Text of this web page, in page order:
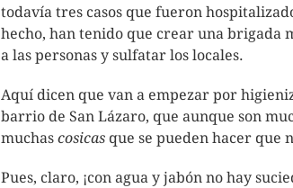
todavía tres casos que fueron
hecho, han tenido que crear una brigada
a las personas y sulfatar los locales.
Aquí dicen que van a empezar por
barrio de San Lázaro, que aunque son
muchas cosicas que se pueden hacer que
Pues, claro, ¡con agua y jabón no hay